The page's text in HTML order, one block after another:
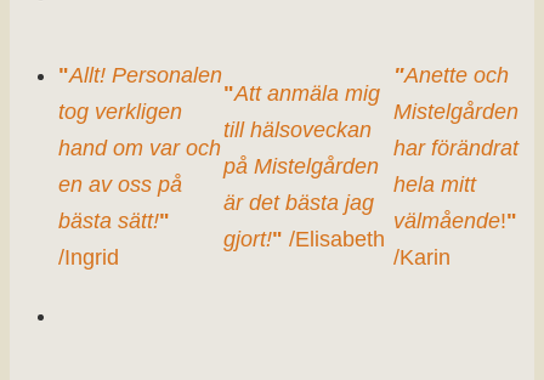
"Allt! Personalen
tog verkligen
hand om var och
en av oss på
bästa sätt!"
/Ingrid
"Att anmäla mig
till hälsoveckan
på Mistelgården
är det bästa jag
gjort!" /Elisabeth
"Anette och
Mistelgården
har förändrat
hela mitt
välmående!"
/Karin